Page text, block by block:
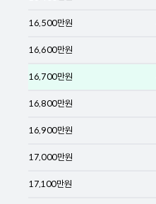
16,500만원
16,600만원
16,700만원
16,800만원
16,900만원
17,000만원
17,100만원